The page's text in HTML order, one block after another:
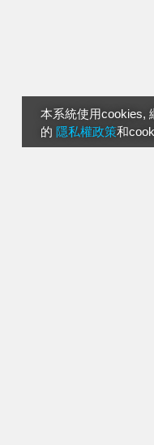
本系統使用cookies,
的 隱私權政策和